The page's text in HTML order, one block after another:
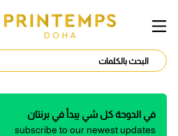
في الدوحة كل شي يبدأ في برنتان
subscribe to our newest updates